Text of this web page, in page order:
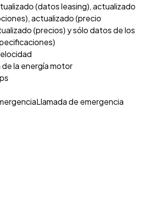
(datos leasing), actualizado
actualizado (precio
(precios) y sólo datos de los
la energía motor
de emergencia